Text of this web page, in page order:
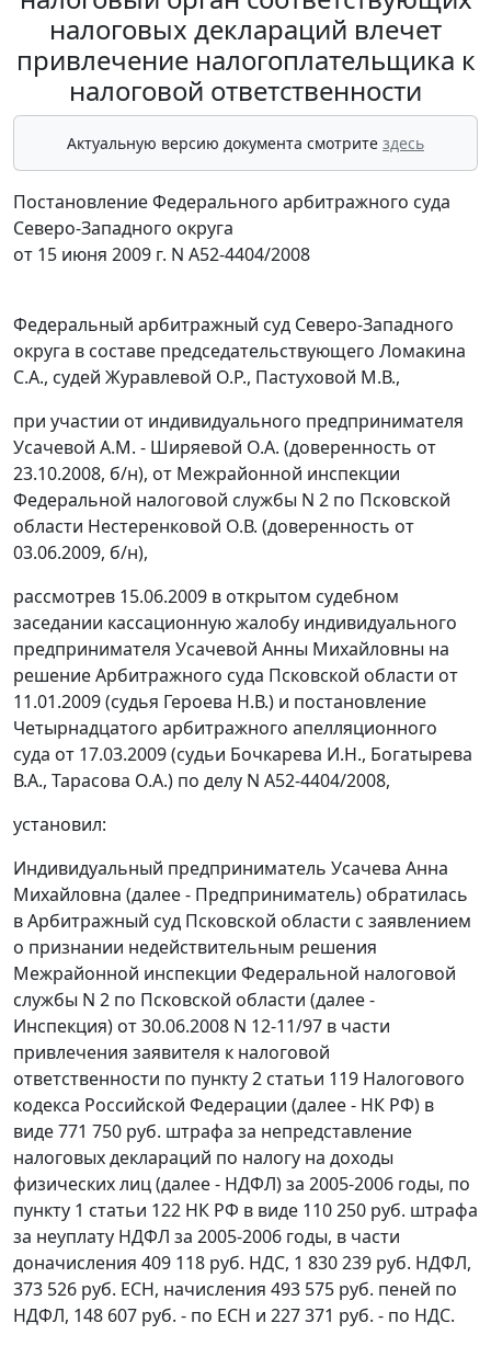
налоговых деклараций влечет
привлечение налогоплательщика к
налоговой ответственности
Актуальную версию документа смотрите здесь
Постановление Федерального арбитражного суда
Северо-Западного округа
от 15 июня 2009 г. N А52-4404/2008
Федеральный арбитражный суд Северо-Западного
округа в составе председательствующего Ломакина
С.А., судей Журавлевой О.Р., Пастуховой М.В.,
при участии от индивидуального предпринимателя
Усачевой А.М. - Ширяевой О.А. (доверенность от
23.10.2008, б/н), от Межрайонной инспекции
Федеральной налоговой службы N 2 по Псковской
области Нестеренковой О.В. (доверенность от
03.06.2009, б/н),
рассмотрев 15.06.2009 в открытом судебном
заседании кассационную жалобу индивидуального
предпринимателя Усачевой Анны Михайловны на
решение Арбитражного суда Псковской области от
11.01.2009 (судья Героева Н.В.) и постановление
Четырнадцатого арбитражного апелляционного
суда от 17.03.2009 (судьи Бочкарева И.Н., Богатырева
В.А., Тарасова О.А.) по делу N А52-4404/2008,
установил:
Индивидуальный предприниматель Усачева Анна
Михайловна (далее - Предприниматель) обратилась
в Арбитражный суд Псковской области с заявлением
о признании недействительным решения
Межрайонной инспекции Федеральной налоговой
службы N 2 по Псковской области (далее -
Инспекция) от 30.06.2008 N 12-11/97 в части
привлечения заявителя к налоговой
ответственности по пункту 2 статьи 119 Налогового
кодекса Российской Федерации (далее - НК РФ) в
виде 771 750 руб. штрафа за непредставление
налоговых деклараций по налогу на доходы
физических лиц (далее - НДФЛ) за 2005-2006 годы, по
пункту 1 статьи 122 НК РФ в виде 110 250 руб. штрафа
за неуплату НДФЛ за 2005-2006 годы, в части
доначисления 409 118 руб. НДС, 1 830 239 руб. НДФЛ,
373 526 руб. ЕСН, начисления 493 575 руб. пеней по
НДФЛ, 148 607 руб. - по ЕСН и 227 371 руб. - по НДС.